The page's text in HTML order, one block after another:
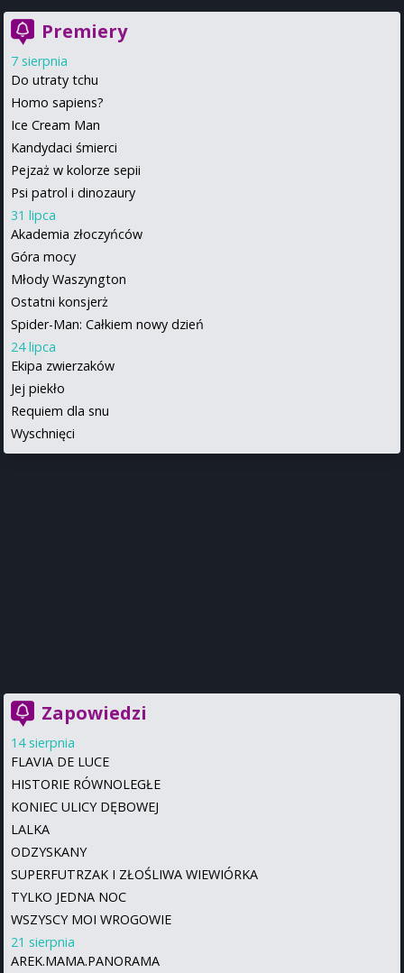
Premiery
7 sierpnia
Do utraty tchu
Homo sapiens?
Ice Cream Man
Kandydaci śmierci
Pejzaż w kolorze sepii
Psi patrol i dinozaury
31 lipca
Akademia złoczyńców
Góra mocy
Młody Waszyngton
Ostatni konsjerż
Spider-Man: Całkiem nowy dzień
24 lipca
Ekipa zwierzaków
Jej piekło
Requiem dla snu
Wyschnięci
Zapowiedzi
14 sierpnia
FLAVIA DE LUCE
HISTORIE RÓWNOLEGŁE
KONIEC ULICY DĘBOWEJ
LALKA
ODZYSKANY
SUPERFUTRZAK I ZŁOŚLIWA WIEWIÓRKA
TYLKO JEDNA NOC
WSZYSCY MOI WROGOWIE
21 sierpnia
AREK.MAMA.PANORAMA